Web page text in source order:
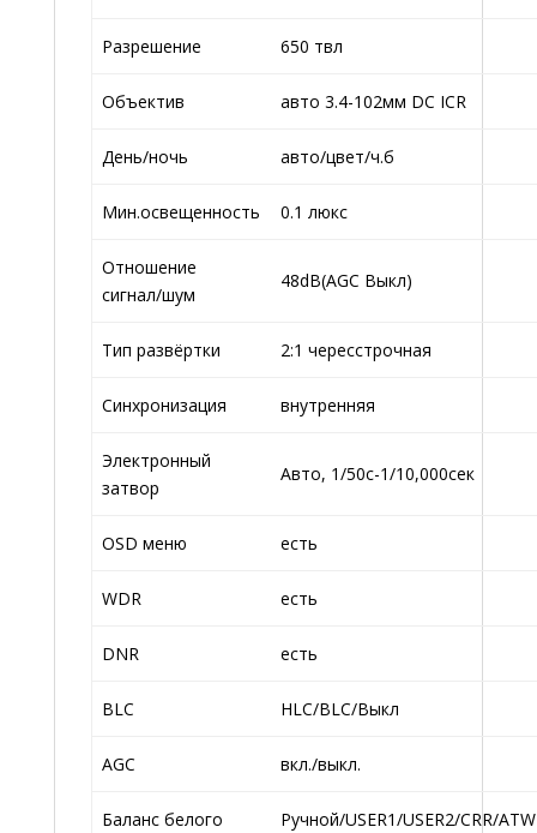
Разрешение 650 твл
Объектив авто 3.4-102мм DC ICR
День/ночь авто/цвет/ч.б
Мин.освещенность 0.1 люкс
Отношение
сигнал/шум
48dB(AGC Выкл)
Тип развёртки 2:1 чересстрочная
Синхронизация внутренняя
Электронный
затвор
Авто, 1/50с-1/10,000сек
OSD меню есть
WDR есть
DNR есть
BLC HLC/BLC/Выкл
AGC вкл./выкл.
Баланс белого Ручной/USER1/USER2/CRR/ATW